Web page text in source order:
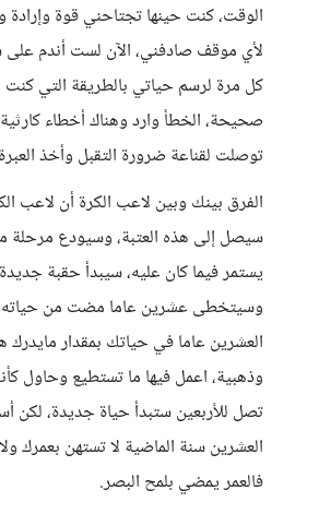
الوقت، كنت حينها تجتاحني قوة
لأي موقف صادفني، الآن لست أندم
كل مرة لرسم حياتي بالطريقة التي كنت
صحيحة، الخطأ وارد وهناك أخطاء
توصلت لقناعة ضرورة التقبل وأخذ
الفرق بينك وبين لاعب الكرة أن لاعب
سيصل إلى هذه العتبة، وسيودع مرحلة
يستمر فيما كان عليه، سيبدأ حقبة
وسيتخطى عشرين عاما مضت من حياته،
العشرين عاما في حياتك بمقدار
وذهبية، اعمل فيها ما تستطيع وحاول
تصل للأربعين ستبدأ حياة جديدة، لكن
العشرين سنة الماضية لا تستهن بعمرك
فالعمر يمضي بلمح البصر.